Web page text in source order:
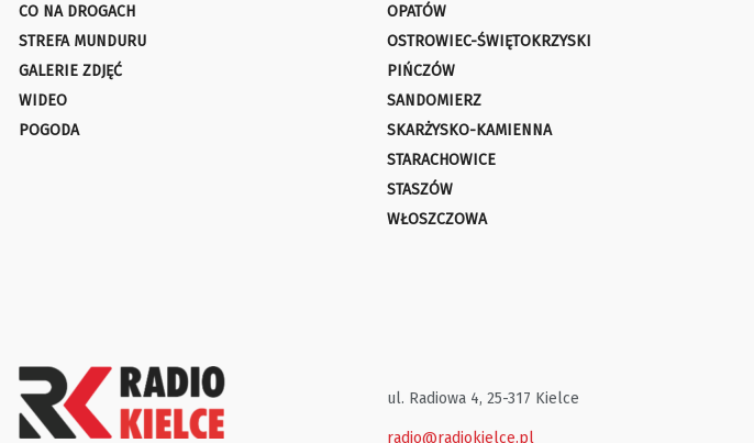
CO NA DROGACH
STREFA MUNDURU
GALERIE ZDJĘĆ
WIDEO
POGODA
OPATÓW
OSTROWIEC-ŚWIĘTOKRZYSKI
PIŃCZÓW
SANDOMIERZ
SKARŻYSKO-KAMIENNA
STARACHOWICE
STASZÓW
WŁOSZCZOWA
ul. Radiowa 4, 25-317 Kielce
radio@radiokielce.pl